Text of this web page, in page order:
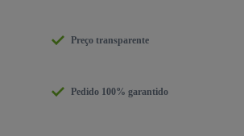
Preço transparente
Pedido 100% garantido